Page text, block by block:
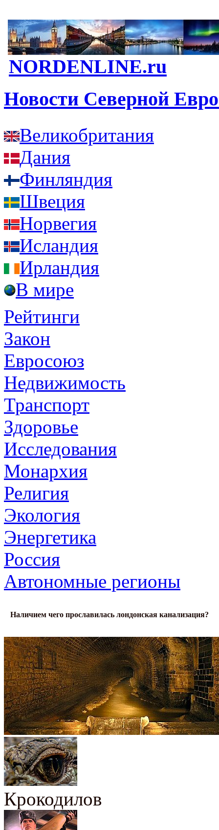
NORDENLINE.ru
Новости Северной
Великобритания
Дания
Финляндия
Швеция
Норвегия
Исландия
Ирландия
В мире
Рейтинги
Закон
Евросоюз
Недвижимость
Транспорт
Здоровье
Исследования
Монархия
Религия
Экология
Энергетика
Россия
Автономные регионы
Наличием чего прославилась лондонская канализация?
Крокодилов